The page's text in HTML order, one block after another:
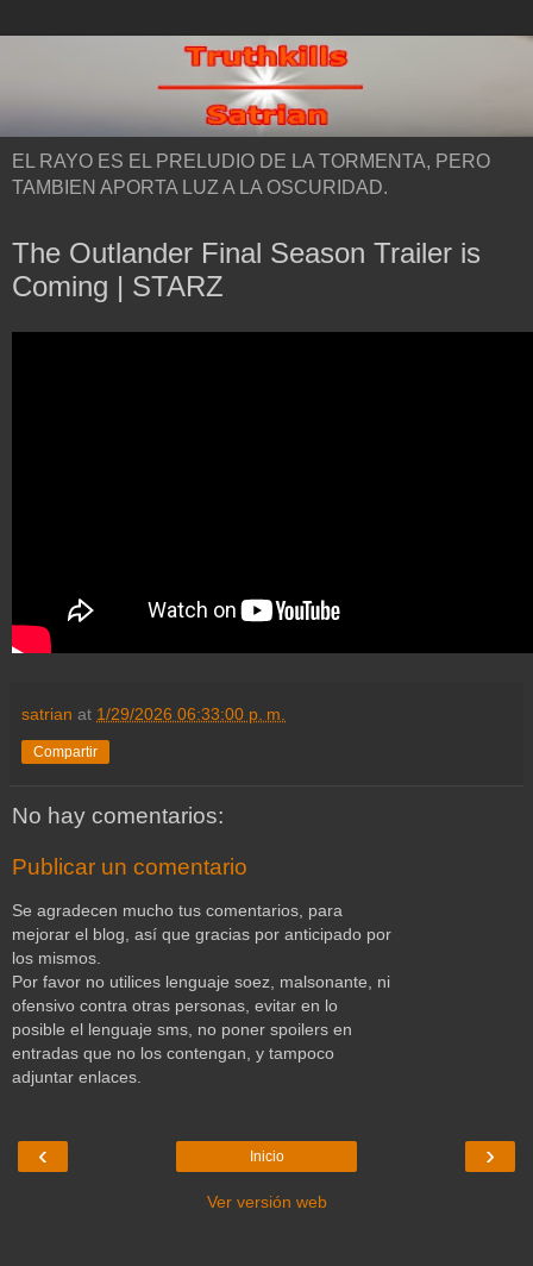
EL RAYO ES EL PRELUDIO DE LA TORMENTA, PERO
TAMBIEN APORTA LUZ A LA OSCURIDAD.
The Outlander Final Season Trailer is
Coming | STARZ
satrian at 1/29/2026 06:33:00 p. m.
Compartir
No hay comentarios:
Publicar un comentario
Se agradecen mucho tus comentarios, para
mejorar el blog, así que gracias por anticipado por
los mismos.
Por favor no utilices lenguaje soez, malsonante, ni
ofensivo contra otras personas, evitar en lo
posible el lenguaje sms, no poner spoilers en
entradas que no los contengan, y tampoco
adjuntar enlaces.
‹ ›
Inicio
Ver versión web